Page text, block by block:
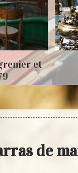
et
de